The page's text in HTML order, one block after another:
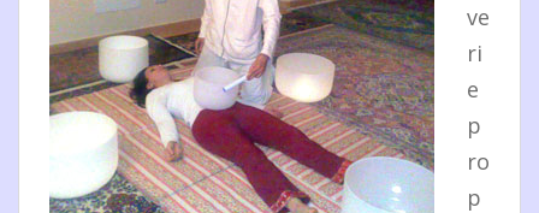
ve
ri
e
p
ro
p